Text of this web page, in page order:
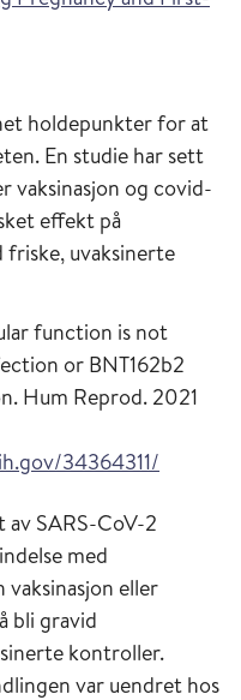
holdepunkter for at
En studie har sett
vaksinasjon og covid-
effekt på
uvaksinerte
function is not
or BNT162b2
Hum Reprod. 2021
34364311/
SARS-CoV-2
med
eller
bli gravid
kontroller.
var uendret hos